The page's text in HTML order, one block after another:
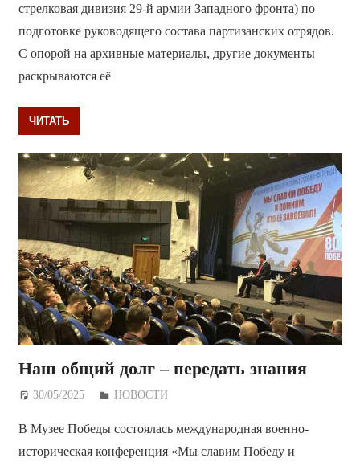
стрелковая дивизия 29-й армии Западного фронта) по
подготовке руководящего состава партизанских отрядов.
С опорой на архивные материалы, другие документы
раскрываются её
ЧИТАТЬ
Наш общий долг – передать знания
30/05/2025 Дежурный по Редакции
НОВОСТИ
В Музее Победы состоялась международная военно-
историческая конференция «Мы славим Победу и